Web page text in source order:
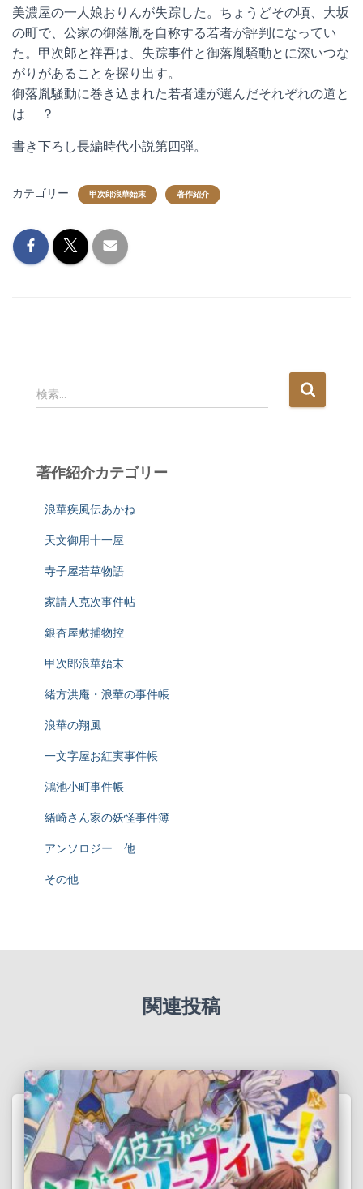
美濃屋の一人娘おりんが失踪した。ちょうどその頃、大坂
の町で、公家の御落胤を自称する若者が評判になってい
た。甲次郎と祥吾は、失踪事件と御落胤騒動とに深いつな
がりがあることを探り出す。
御落胤騒動に巻き込まれた若者達が選んだそれぞれの道と
は……？
書き下ろし長編時代小説第四弾。
カテゴリー: 甲次郎浪華始末 著作紹介
検
索
検索…
著作紹介カテゴリー
浪華疾風伝あかね
天文御用十一屋
寺子屋若草物語
家請人克次事件帖
銀杏屋敷捕物控
甲次郎浪華始末
緒方洪庵・浪華の事件帳
浪華の翔風
一文字屋お紅実事件帳
鴻池小町事件帳
緒崎さん家の妖怪事件簿
アンソロジー 他
その他
関連投稿